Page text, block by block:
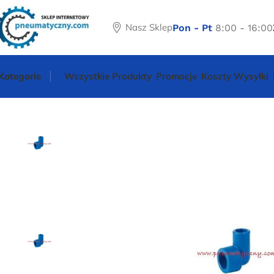
Nasz SklepPon - Pt 8:00 - 16:00
Wszystkie Produkty Promocje Koszty Wysyłki